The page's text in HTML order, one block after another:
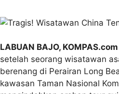
LABUAN BAJO, KOMPAS.com
setelah seorang wisatawan
berenang di Perairan Long
kawasan Taman Nasional